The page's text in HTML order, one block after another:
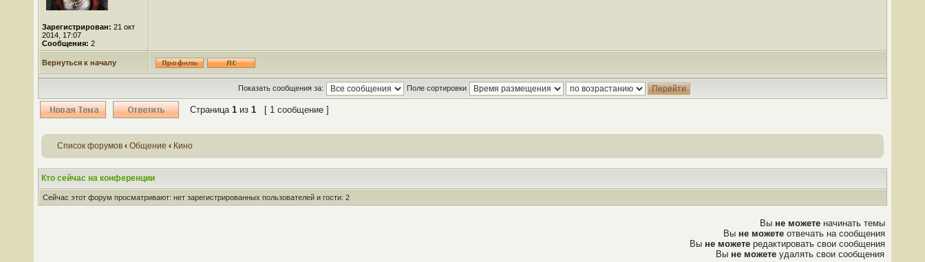
Зарегистрирован: 21 окт
2014, 17:07
Сообщения: 2
Вернуться к началу
Показать сообщения за: Поле сортировки
Страница 1 из 1 [ 1 сообщение ]
Список форумов ‹ Общение ‹ Кино
Кто сейчас на конференции
Сейчас этот форум просматривают: нет зарегистрированных пользователей и гости: 2
Вы не можете начинать темы
Вы не можете отвечать на сообщения
Вы не можете редактировать свои сообщения
Вы не можете удалять свои сообщения